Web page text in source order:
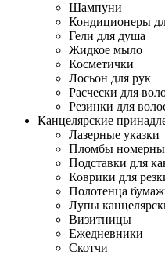
Шампуни
Кондиционеры
Гели для душа
Жидкое мыло
Косметички
Лосьон для рук
Расчески для
Резинки для
Канцелярские
Лазерные указки
Пломбы
Подставки для
Коврики для
Полотенца
Лупы
Визитницы
Ежедневники
Скотчи